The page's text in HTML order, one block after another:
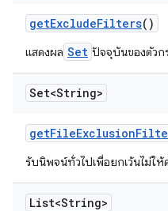
getExcludeFilters()
แสดงผล Set ปัจจุบันของตัวก
Set<String>
getFileExclusion
รับนิพจน์ทั่วไปเพื่อยกเว้นไม่ให้
List<String>